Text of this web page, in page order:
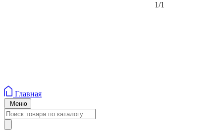
1/1
Главная
Меню